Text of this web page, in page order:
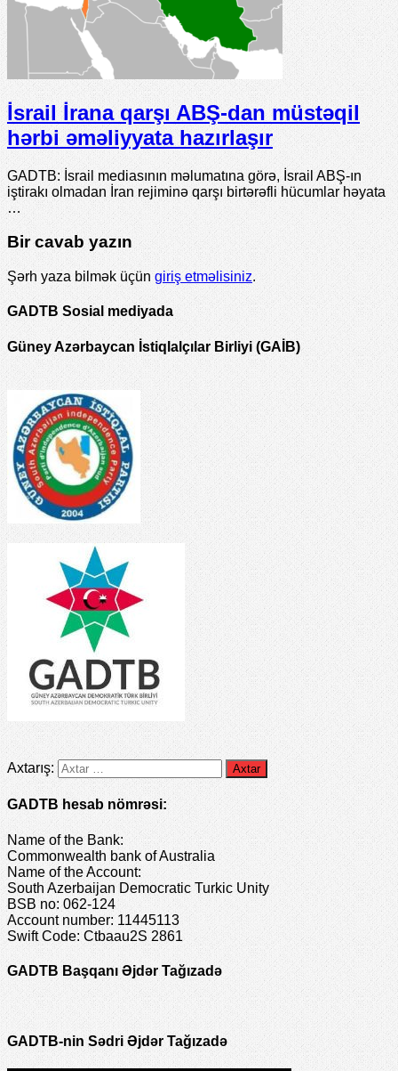
İsrail İrana qarşı ABŞ-dan müstəqil
hərbi əməliyyata hazırlaşır
GADTB: İsrail mediasının məlumatına görə, İsrail ABŞ-ın
iştirakı olmadan İran rejiminə qarşı birtərəfli hücumlar həyata
…
Bir cavab yazın
Şərh yaza bilmək üçün giriş etməlisiniz.
GADTB Sosial mediyada
Güney Azərbaycan İstiqlalçılar Birliyi (GAİB)
Axtarış:
GADTB hesab nömrəsi:
Name of the Bank:
Commonwealth bank of Australia
Name of the Account:
South Azerbaijan Democratic Turkic Unity
BSB no: 062-124
Account number: 11445113
Swift Code: Ctbaau2S 2861
GADTB Başqanı Əjdər Tağızadə
GADTB-nin Sədri Əjdər Tağızadə